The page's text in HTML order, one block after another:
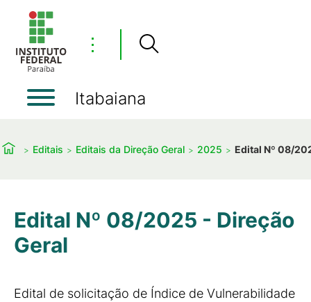
⋮
Itabaiana
Editais Editais da Direção Geral 2025 Edital Nº 08/
Edital Nº 08/2025 - Direção
Geral
Edital de solicitação de Índice de Vulnerabilidade